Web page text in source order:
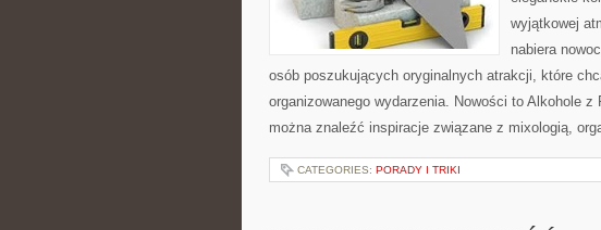
wyjątkowej
nabiera
osób poszukujących oryginalnych atrakcji, które
organizowanego wydarzenia. Nowości to Alkohole
można znaleźć inspiracje związane z mixologią,
CATEGORIES: PORADY I TRIKI